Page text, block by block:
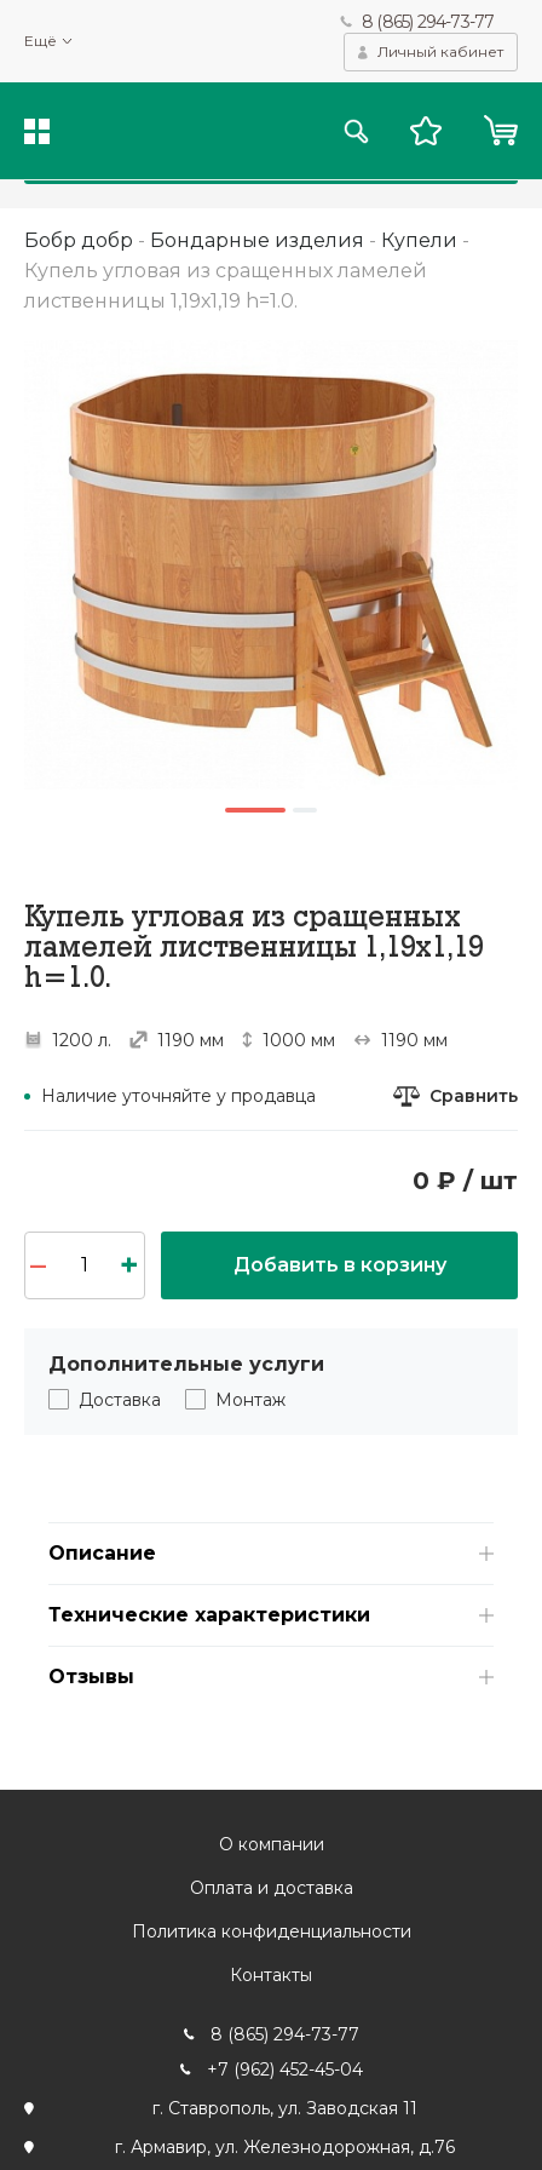
Ещё
8 (865) 294-73-77
Личный кабинет
Бобр добр - Бондарные изделия - Купели -
Купель угловая из сращенных ламелей
лиственницы 1,19х1,19 h=1.0.
Купель угловая из сращенных
ламелей лиственницы 1,19х1,19
h=1.0.
1200 л. 1190 мм 1000 мм 1190 мм
Наличие уточняйте у продавца Сравнить
0 ₽ / шт
Добавить в корзину
Дополнительные услуги
Доставка Монтаж
Описание
Технические характеристики
Отзывы
О компании
Оплата и доставка
Политика конфиденциальности
Контакты
8 (865) 294-73-77
+7 (962) 452-45-04
г. Ставрополь, ул. Заводская 11
г. Армавир, ул. Железнодорожная, д.76
Мы используем файлы cookie и другие подобные технологии
для получения данных с целью сбора статистики, повышения
качества рекомендаций и предоставления вам возможности
персонализированного просмотра.Подробнее